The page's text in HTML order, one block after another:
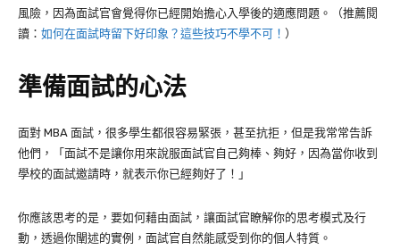
風險，因為面試官會覺得你已經開始擔心入學後的適應問題。（推薦閱
讀： 如何在面試時留下好印象？這些技巧不學不可！ ）
準備面試的心法
面對 MBA 面試，很多學生都很容易緊張，甚至抗拒，但是我常常告訴
他們，「面試不是讓你用來說服面試官自己夠棒、夠好，因為當你收到
學校的面試邀請時，就表示你已經夠好了！」
你應該思考的是，要如何藉由面試，讓面試官瞭解你的思考模式及行
動，透過你闡述的實例，面試官自然能感受到你的個人特質。